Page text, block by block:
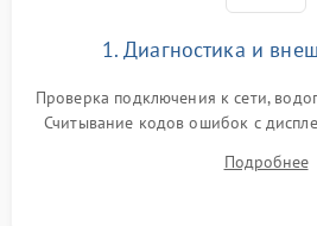
1. Диагностика и
Проверка подключения к сети,
Считывание кодов ошибок с
выявления посторонних шумов,
электронного модуля
Подробнее